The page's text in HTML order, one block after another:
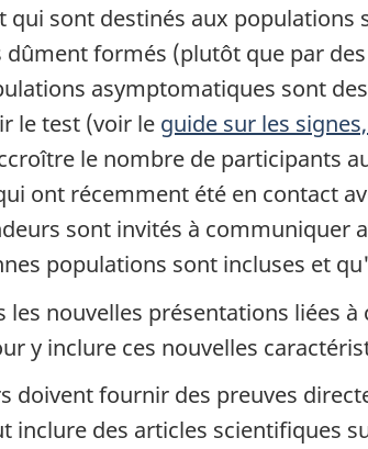
qui sont destinés aux
dûment formés (plutôt que par
asymptomatiques sont
le test (voir le guide sur les
le nombre de participants
ont récemment été en contact
sont invités à communiquer
populations sont incluses et
les nouvelles présentations liées
y inclure ces nouvelles
doivent fournir des preuves
inclure des articles scientifiques